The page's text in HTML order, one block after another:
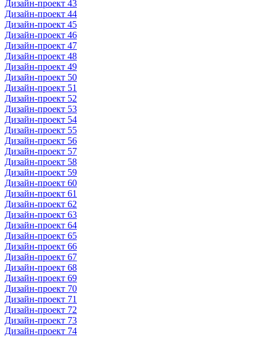
Дизайн-проект 43
Дизайн-проект 44
Дизайн-проект 45
Дизайн-проект 46
Дизайн-проект 47
Дизайн-проект 48
Дизайн-проект 49
Дизайн-проект 50
Дизайн-проект 51
Дизайн-проект 52
Дизайн-проект 53
Дизайн-проект 54
Дизайн-проект 55
Дизайн-проект 56
Дизайн-проект 57
Дизайн-проект 58
Дизайн-проект 59
Дизайн-проект 60
Дизайн-проект 61
Дизайн-проект 62
Дизайн-проект 63
Дизайн-проект 64
Дизайн-проект 65
Дизайн-проект 66
Дизайн-проект 67
Дизайн-проект 68
Дизайн-проект 69
Дизайн-проект 70
Дизайн-проект 71
Дизайн-проект 72
Дизайн-проект 73
Дизайн-проект 74